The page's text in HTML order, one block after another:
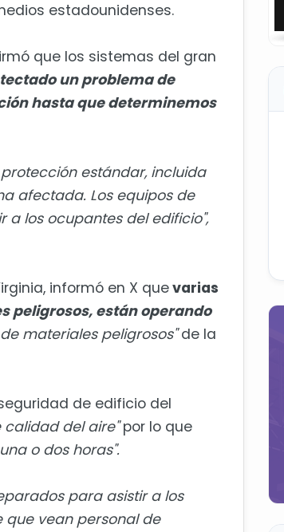
estadounidenses.
que los sistemas del gran
un problema de
hasta que determinemos
estándar, incluida
afectada. Los equipos de
a los ocupantes del edificio",
informó en X quevarias
peligrosos, están operando
materiales peligrosos"de la
de edificio del
calidad del aire"por lo que
o dos horas".
para asistir a los
que vean personal de